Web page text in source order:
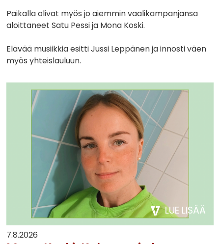
Paikalla olivat myös jo aiemmin vaalikampanjansa
aloittaneet Satu Pessi ja Mona Koski.
Elävää musiikkia esitti Jussi Leppänen ja innosti väen
myös yhteislauluun.
LUE LISÄÄ
7.8.2026